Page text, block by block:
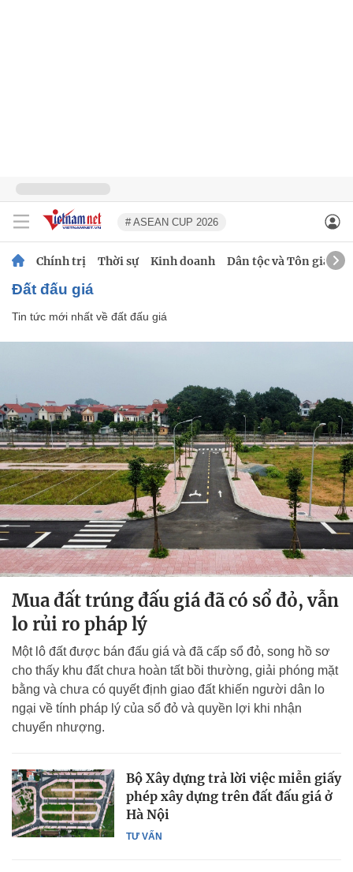
# ASEAN CUP 2026
Chính trị Thời sự Kinh doanh Dân tộc và Tôn giáo
đất đấu giá
Tin tức mới nhất về đất đấu giá
Mua đất trúng đấu giá đã có sổ đỏ, vẫn
lo rủi ro pháp lý
Một lô đất được bán đấu giá và đã cấp sổ đỏ, song hồ sơ
cho thấy khu đất chưa hoàn tất bồi thường, giải phóng mặt
bằng và chưa có quyết định giao đất khiến người dân lo
ngại về tính pháp lý của sổ đỏ và quyền lợi khi nhận
chuyển nhượng.
TƯ VẤN
Bộ Xây dựng trả lời việc miễn giấy
phép xây dựng trên đất đấu giá ở
Hà Nội